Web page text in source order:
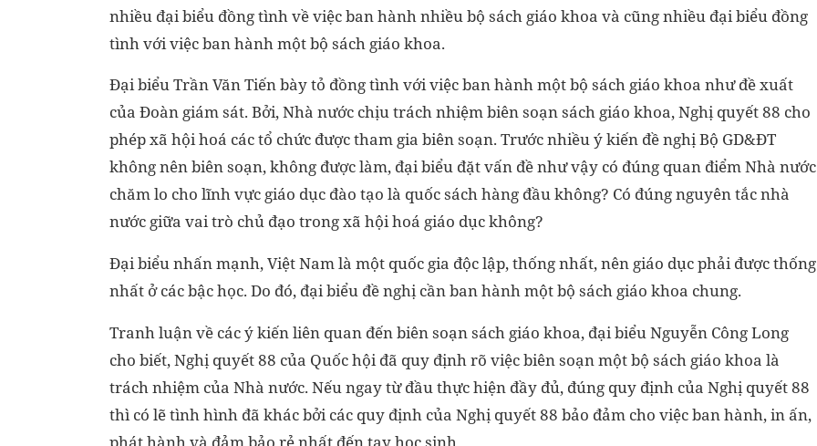
nhiều đại biểu đồng tình về việc ban hành nhiều bộ sách giáo khoa và cũng nhiều đại biểu đồng
tình với việc ban hành một bộ sách giáo khoa.
Đại biểu Trần Văn Tiến bày tỏ đồng tình với việc ban hành một bộ sách giáo khoa như đề xuất
của Đoàn giám sát. Bởi, Nhà nước chịu trách nhiệm biên soạn sách giáo khoa, Nghị quyết 88 cho
phép xã hội hoá các tổ chức được tham gia biên soạn. Trước nhiều ý kiến đề nghị Bộ GD&ĐT
không nên biên soạn, không được làm, đại biểu đặt vấn đề như vậy có đúng quan điểm Nhà nước
chăm lo cho lĩnh vực giáo dục đào tạo là quốc sách hàng đầu không? Có đúng nguyên tắc nhà
nước giữa vai trò chủ đạo trong xã hội hoá giáo dục không?
Đại biểu nhấn mạnh, Việt Nam là một quốc gia độc lập, thống nhất, nên giáo dục phải được thống
nhất ở các bậc học. Do đó, đại biểu đề nghị cần ban hành một bộ sách giáo khoa chung.
Tranh luận về các ý kiến liên quan đến biên soạn sách giáo khoa, đại biểu Nguyễn Công Long
cho biết, Nghị quyết 88 của Quốc hội đã quy định rõ việc biên soạn một bộ sách giáo khoa là
trách nhiệm của Nhà nước. Nếu ngay từ đầu thực hiện đầy đủ, đúng quy định của Nghị quyết 88
thì có lẽ tình hình đã khác bởi các quy định của Nghị quyết 88 bảo đảm cho việc ban hành, in ấn,
phát hành và đảm bảo rẻ nhất đến tay học sinh.